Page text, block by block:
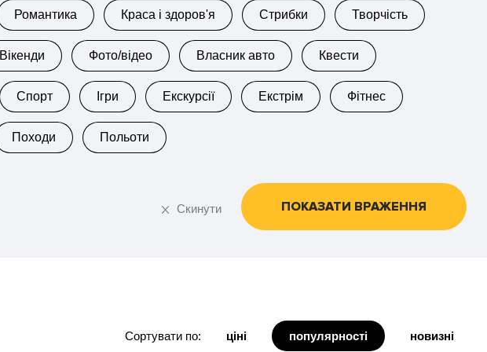
Романтика Краса і здоров'я Стрибки Творчість
Вікенди Фото/відео Власник авто Квести
Спорт Ігри Екскурсії Екстрім Фітнес
Походи Польоти
Скинути ПОКАЗАТИ ВРАЖЕННЯ
Сортувати по: ціні популярності новизні